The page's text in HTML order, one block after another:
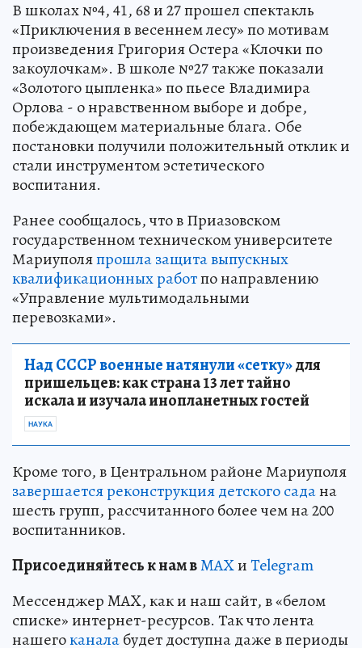
В школах №4, 41, 68 и 27 прошел спектакль
«Приключения в весеннем лесу» по мотивам
произведения Григория Остера «Клочки по
закоулочкам». В школе №27 также показали
«Золотого цыпленка» по пьесе Владимира
Орлова - о нравственном выборе и добре,
побеждающем материальные блага. Обе
постановки получили положительный отклик и
стали инструментом эстетического
воспитания.
Ранее сообщалось, что в Приазовском
государственном техническом университете
Мариуполяпрошла защита выпускных
квалификационных работпо направлению
«Управление мультимодальными
перевозками».
Над СССР военные натянули «сетку»для
пришельцев: как страна 13 лет тайно
искала и изучала инопланетных гостей
НАУКА
Кроме того, в Центральном районе Мариуполя
завершается реконструкция детского садана
шесть групп, рассчитанного более чем на 200
воспитанников.
Присоединяйтесь к нам вMAXиTelegram
Мессенджер MAX, как и наш сайт, в «белом
списке» интернет-ресурсов. Так что лента
нашегоканалабудет доступна даже в периоды